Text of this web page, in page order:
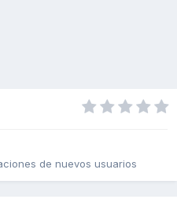
de nuevos usuarios